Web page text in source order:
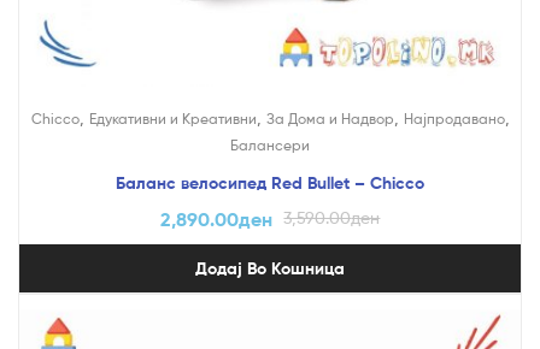
Chicco, Едукативни и Креативни За Дома и Надвор Најпродавано,
Балансери
Баланс велосипед Red Bullet – Chicco
3,590.00ден
2,890.00ден
Додај Во Кошница